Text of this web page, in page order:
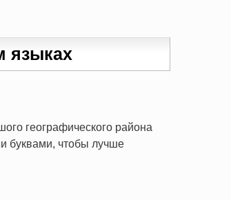
языках
географического района
буквами, чтобы лучше